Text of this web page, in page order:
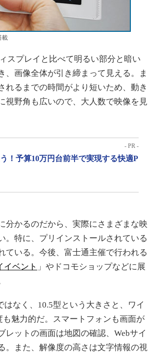
載
スプレイと比べて明るい部分と暗い
画像全体が引き締まって見える。ま
れるまでの時間がより短いため、動き
視野角も広いので、大人数で映像を見
- PR -
！予算10万円台前半で実現する快適P
かるのだから、実際にさまざまな映
。特に、プリインストールされている
ている。今後、富士通主催で行われる
イベント 」やドコモショップなどに展
なく、10.5型という大きさと、ワイ
も魅力的だ。スマートフォンも画面が
ットの画面は地図の確認、Webサイ
。また、解像度の高さは文字情報の視